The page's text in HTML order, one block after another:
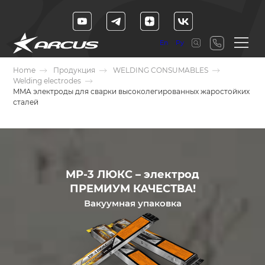
En Ру
Home Продукция
WELDING CONSUMABLES
Welding electrodes
MMA электроды для сварки высоколегированных жаростойких
сталей
МР-3 ЛЮКС – электрод
ПРЕМИУМ КАЧЕСТВА!
Вакуумная упаковка